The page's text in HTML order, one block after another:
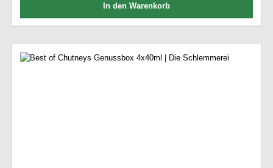
In den Warenkorb